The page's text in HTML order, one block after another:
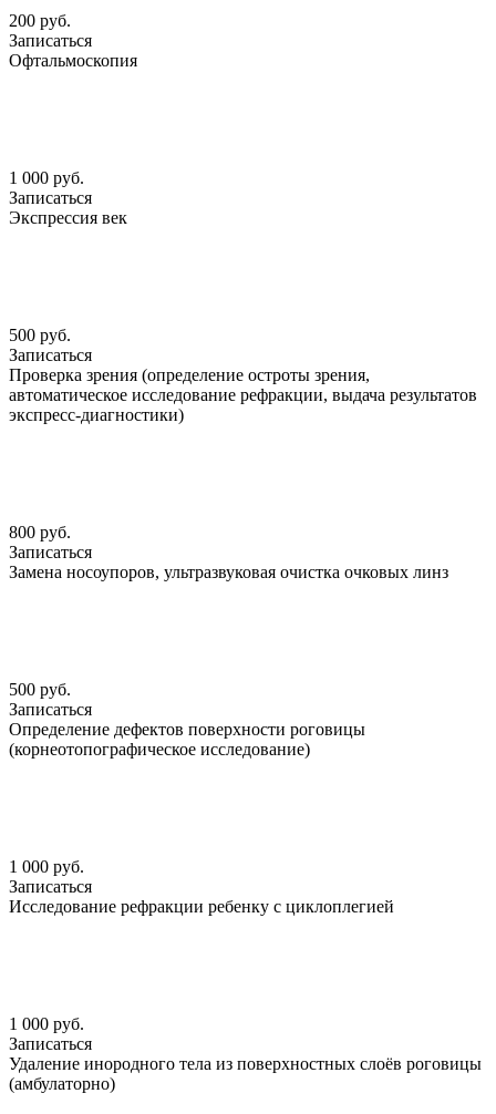
200 руб.
Записаться
Офтальмоскопия
1 000 руб.
Записаться
Экспрессия век
500 руб.
Записаться
Проверка зрения (определение остроты зрения,
автоматическое исследование рефракции, выдача результатов
экспресс-диагностики)
800 руб.
Записаться
Замена носоупоров, ультразвуковая очистка очковых линз
500 руб.
Записаться
Определение дефектов поверхности роговицы
(корнеотопографическое исследование)
1 000 руб.
Записаться
Исследование рефракции ребенку с циклоплегией
1 000 руб.
Записаться
Удаление инородного тела из поверхностных слоёв роговицы
(амбулаторно)